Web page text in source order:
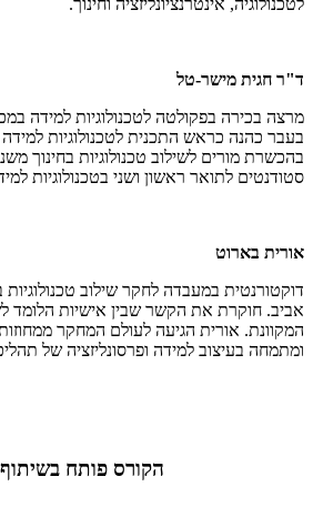
לטכנולוגיה, אינטרנציונליזציה וחינוך.
ד"ר חגית מישר-טל
בעבר כהנה כראש התכנית לטכנולוגיות
סטודנטים לתואר ראשון ושני בטכנולוגיות למידה
אורית בארוט
דוקטורנטית במעבדה לחקר שילוב
אביב. חוקרת את הקשר שבין אישיות הלומד
המקוונת. אורית הגיעה לעולם המחקר
ומתמחה בעיצוב למידה ופרסונליזציה של
הקורס פותח בשיתוף